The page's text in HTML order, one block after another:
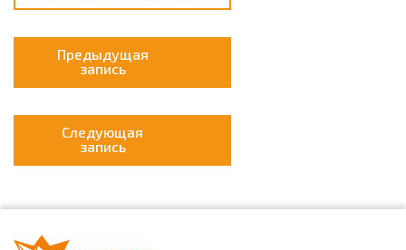
Предыдущая
запись
Следующая
запись